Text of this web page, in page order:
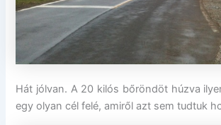
Hát jólvan. A 20 kilós bőröndöt húzva
egy olyan cél felé, amiről azt sem tudtuk